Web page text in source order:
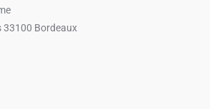
33100 Bordeaux